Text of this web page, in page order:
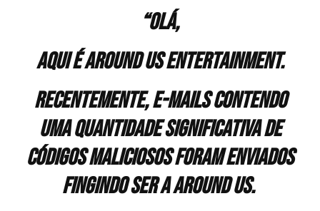
“Olá,
Aqui é Around US Entertainment.
Recentemente, e-mails contendo
uma quantidade significativa de
códigos maliciosos foram enviados
fingindo ser a Around US.